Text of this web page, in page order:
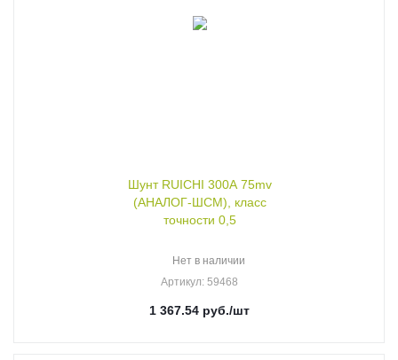
Шунт RUICHI 300А 75mv
(АНАЛОГ-ШСМ), класс
точности 0,5
Нет в наличии
Артикул: 59468
1 367.54 руб./шт